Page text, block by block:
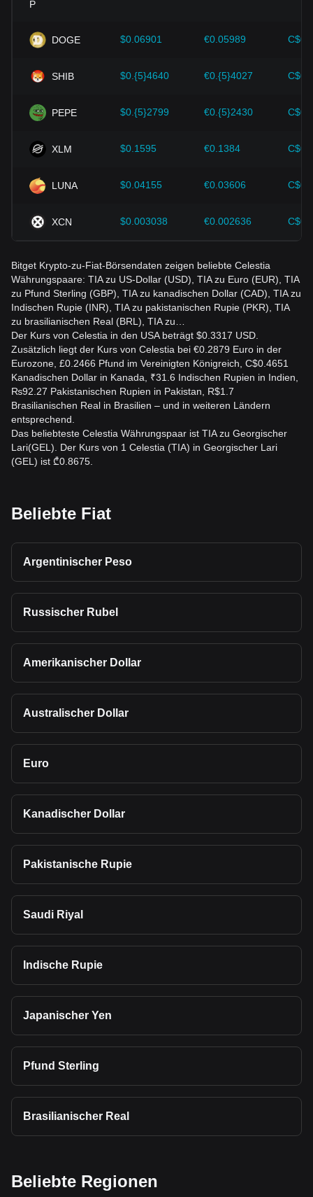
sowie verschiedene Verbesserungen im Ökosystem der
Sicherheitsverbesserungen, haben den Wertzuwachs von
Investoren müssen diese Zusammenhänge verstehen, um
dieser Faktoren sollten sie außerdem zukünftige
Kursentwicklungen von Celestia genau beobachten und ihre
Marktbedingungen anpassen.
DOGE $0.06901 €0.05989
SHIB $0.{5}4640 €0.{5}4027
PEPE $0.{5}2799 €0.{5}2430
XLM $0.1595 €0.1384
LUNA $0.04155 €0.03606
XCN $0.003038 €0.002636
Bitget Krypto-zu-Fiat-Börsendaten zeigen beliebte Celestia
Währungspaare: TIA zu US-Dollar (USD), TIA zu Euro (EUR), TIA
zu Pfund Sterling (GBP), TIA zu kanadischen Dollar (CAD), TIA zu
Indischen Rupie (INR), TIA zu pakistanischen Rupie (PKR), TIA
zu brasilianischen Real (BRL), TIA zu…
Der Kurs von Celestia in den USA beträgt $0.3317 USD.
Zusätzlich liegt der Kurs von Celestia bei €0.2879 Euro in der
Eurozone, £0.2466 Pfund im Vereinigten Königreich, C$0.4651
Kanadischen Dollar in Kanada, ₹31.6 Indischen Rupien in Indien,
₨92.27 Pakistanischen Rupien in Pakistan, R$1.7
Brasilianischen Real in Brasilien – und in weiteren Ländern
entsprechend.
Das beliebteste Celestia Währungspaar ist TIA zu Georgischer
Lari(GEL). Der Kurs von 1 Celestia (TIA) in Georgischer Lari
(GEL) ist ₾0.8675.
Beliebte Fiat
Argentinischer Peso
Russischer Rubel
Amerikanischer Dollar
Australischer Dollar
Euro
Kanadischer Dollar
Pakistanische Rupie
Saudi Riyal
Indische Rupie
Japanischer Yen
Pfund Sterling
Brasilianischer Real
Beliebte Regionen